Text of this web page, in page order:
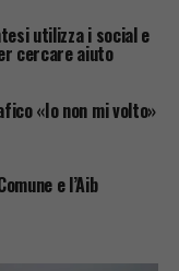
utilizza i social e
cercare aiuto
«Io non mi volto»
e l’Aib